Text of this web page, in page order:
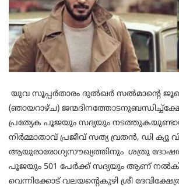
യുവ സൂപ്പർതാരം ദുൽഖർ സൽമാന്റെ
(ഞായറാഴ്ച)
പ്രത്യേക പൂജയും സദ്യയും
നിർമ്മാതാവ് പ്രജീവ് സത്യ വ്രതൻ, ഡി ക്യൂ
ആയുരാരോഗ്യസൗഖ്യത്തിനും ശത്രു
പൂജയും 501 പേർക്ക് സദ്യയും ആണ്
വെന്നിക്കോട് വലയന്റെകുഴി ശ്രീ